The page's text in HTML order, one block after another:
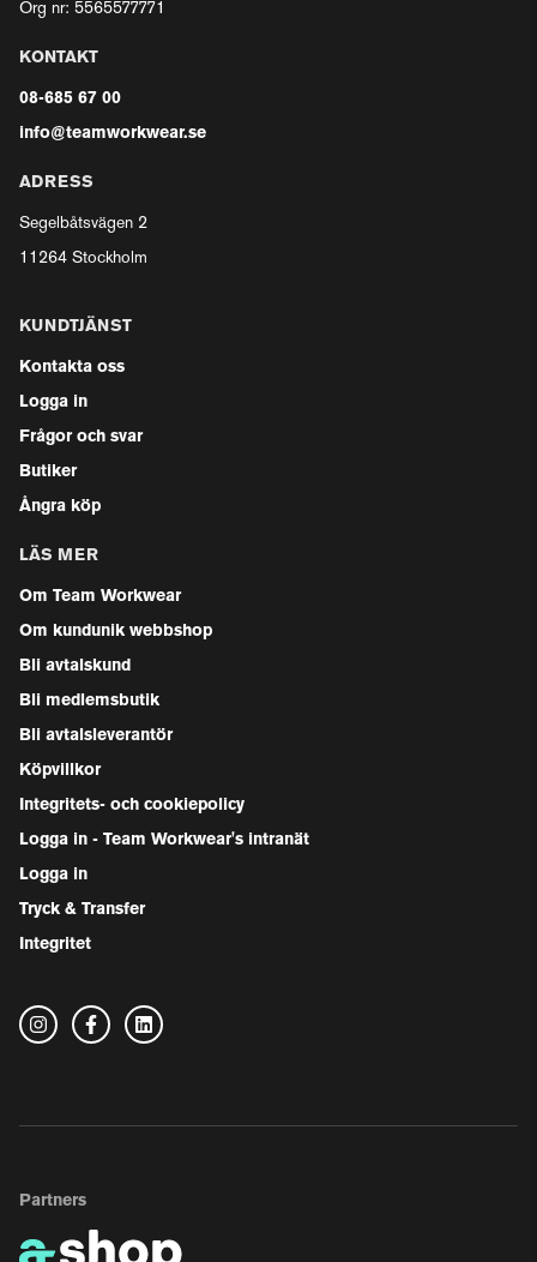
Org nr: 5565577771
KONTAKT
08-685 67 00
info@teamworkwear.se
ADRESS
Segelbåtsvägen 2
11264 Stockholm
KUNDTJÄNST
Kontakta oss
Logga in
Frågor och svar
Butiker
Ångra köp
LÄS MER
Om Team Workwear
Om kundunik webbshop
Bli avtalskund
Bli medlemsbutik
Bli avtalsleverantör
Köpvillkor
Integritets- och cookiepolicy
Logga in - Team Workwear's intranät
Logga in
Tryck & Transfer
Integritet
Partners